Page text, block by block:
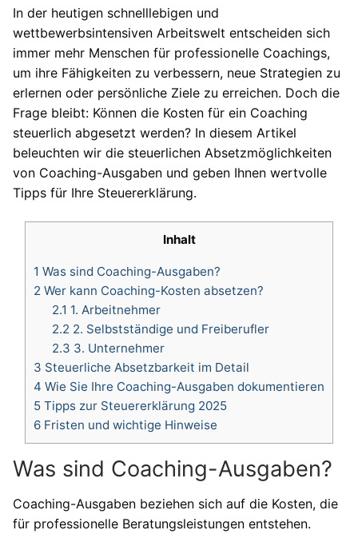
In der heutigen schnelllebigen und
wettbewerbsintensiven Arbeitswelt entscheiden sich
immer mehr Menschen für professionelle Coachings,
um ihre Fähigkeiten zu verbessern, neue Strategien zu
erlernen oder persönliche Ziele zu erreichen. Doch die
Frage bleibt: Können die Kosten für ein Coaching
steuerlich abgesetzt werden? In diesem Artikel
beleuchten wir die steuerlichen Absetzmöglichkeiten
von Coaching-Ausgaben und geben Ihnen wertvolle
Tipps für Ihre Steuererklärung.
Inhalt
1 Was sind Coaching-Ausgaben?
2 Wer kann Coaching-Kosten absetzen?
2.1 1. Arbeitnehmer
2.2 2. Selbstständige und Freiberufler
2.3 3. Unternehmer
3 Steuerliche Absetzbarkeit im Detail
4 Wie Sie Ihre Coaching-Ausgaben dokumentieren
5 Tipps zur Steuererklärung 2025
6 Fristen und wichtige Hinweise
Was sind Coaching-Ausgaben?
Coaching-Ausgaben beziehen sich auf die Kosten, die
für professionelle Beratungsleistungen entstehen.